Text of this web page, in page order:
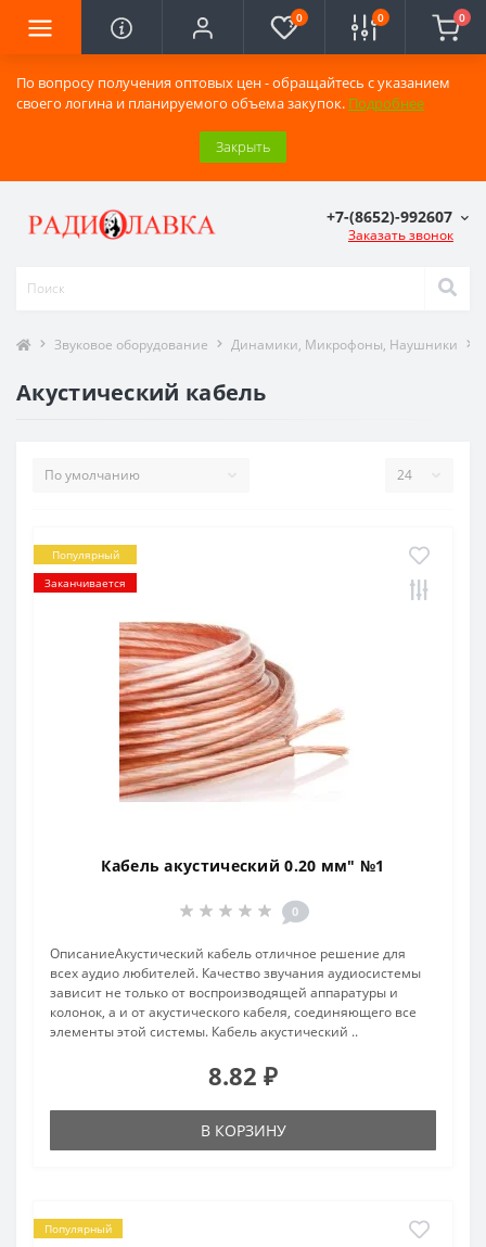
По вопросу получения оптовых цен - обращайтесь с указанием
своего логина и планируемого объема закупок. Подробнее
Закрыть
0 0 0
+7-(8652)-992607
Заказать звонок
Звуковое оборудование Динамики, Микрофоны, Наушники
Акустический кабель
Популярный
Заканчивается
Кабель акустический 0.20 мм" №1
0
ОписаниеАкустический кабель отличное решение для
всех аудио любителей. Качество звучания аудиосистемы
зависит не только от воспроизводящей аппаратуры и
колонок, а и от акустического кабеля, соединяющего все
элементы этой системы. Кабель акустический ..
8.82 ₽
В КОРЗИНУ
Популярный